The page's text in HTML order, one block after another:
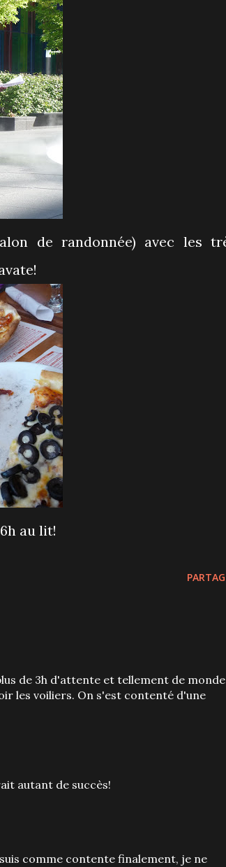
de randonnée) avec les
au lit!
de 3h d'attente et tellement de monde
les voiliers. On s'est contenté d'une
autant de succès!
comme contente finalement, je ne